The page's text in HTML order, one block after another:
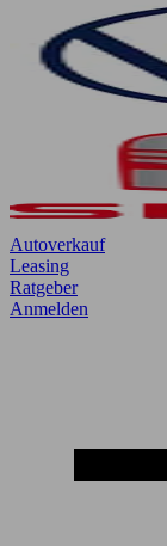
Autoverkauf
Leasing
Ratgeber
Anmelden